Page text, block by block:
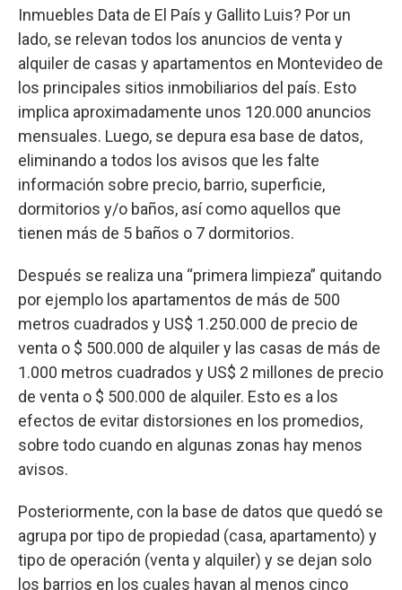
Inmuebles Data de El País y Gallito Luis? Por un
lado, se relevan todos los anuncios de venta y
alquiler de casas y apartamentos en Montevideo de
los principales sitios inmobiliarios del país. Esto
implica aproximadamente unos 120.000 anuncios
mensuales. Luego, se depura esa base de datos,
eliminando a todos los avisos que les falte
información sobre precio, barrio, superficie,
dormitorios y/o baños, así como aquellos que
tienen más de 5 baños o 7 dormitorios.
Después se realiza una “primera limpieza” quitando
por ejemplo los apartamentos de más de 500
metros cuadrados y US$ 1.250.000 de precio de
venta o $ 500.000 de alquiler y las casas de más de
1.000 metros cuadrados y US$ 2 millones de precio
de venta o $ 500.000 de alquiler. Esto es a los
efectos de evitar distorsiones en los promedios,
sobre todo cuando en algunas zonas hay menos
avisos.
Posteriormente, con la base de datos que quedó se
agrupa por tipo de propiedad (casa, apartamento) y
tipo de operación (venta y alquiler) y se dejan solo
los barrios en los cuales hayan al menos cinco